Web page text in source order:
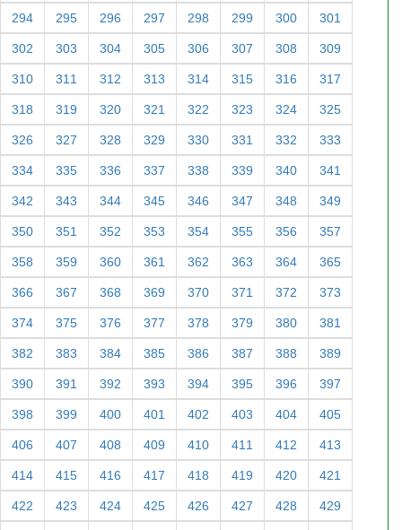
294 295 296 297 298 299 300 301
302 303 304 305 306 307 308 309
310 311 312 313 314 315 316 317
318 319 320 321 322 323 324 325
326 327 328 329 330 331 332 333
334 335 336 337 338 339 340 341
342 343 344 345 346 347 348 349
350 351 352 353 354 355 356 357
358 359 360 361 362 363 364 365
366 367 368 369 370 371 372 373
374 375 376 377 378 379 380 381
382 383 384 385 386 387 388 389
390 391 392 393 394 395 396 397
398 399 400 401 402 403 404 405
406 407 408 409 410 411 412 413
414 415 416 417 418 419 420 421
422 423 424 425 426 427 428 429